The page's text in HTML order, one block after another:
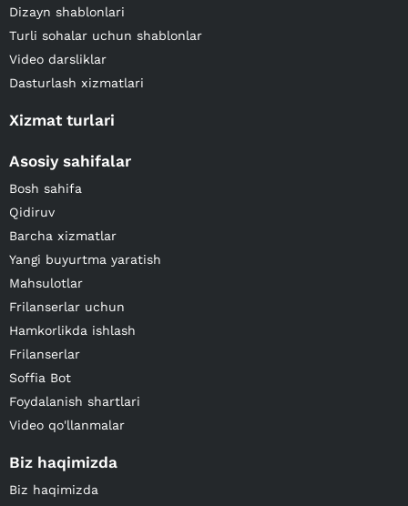
Dizayn shablonlari
Turli sohalar uchun shablonlar
Video darsliklar
Dasturlash xizmatlari
Xizmat turlari
Asosiy sahifalar
Bosh sahifa
Qidiruv
Barcha xizmatlar
Yangi buyurtma yaratish
Mahsulotlar
Frilanserlar uchun
Hamkorlikda ishlash
Frilanserlar
Soffia Bot
Foydalanish shartlari
Video qo'llanmalar
Biz haqimizda
Biz haqimizda